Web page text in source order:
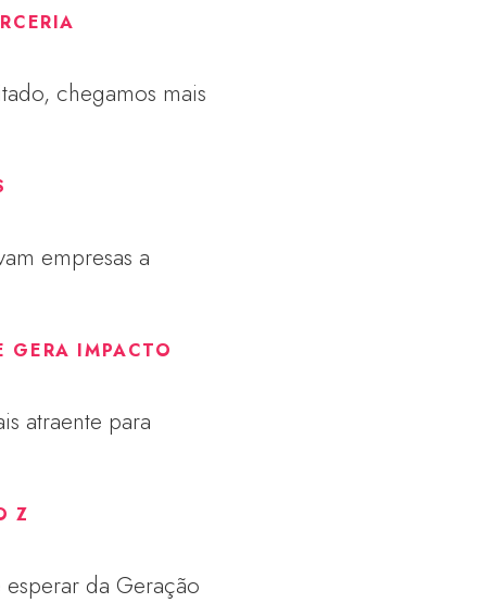
chegamos mais
empresas a
GERA IMPACTO
atraente para
Z
da Geração